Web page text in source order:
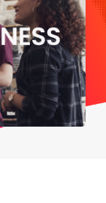
Tại
Giới